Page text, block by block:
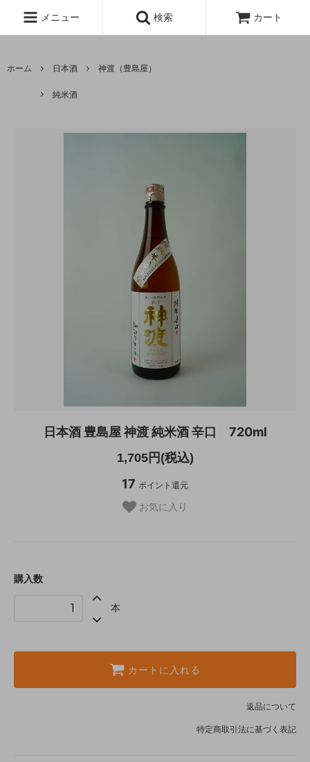
メニュー 検索 カート
ホーム 日本酒 神渡（豊島屋）
純米酒
日本酒 豊島屋 神渡 純米酒 辛口 720ml
1,705円(税込)
17 ポイント還元
お気に入り
購入数
本
カートに入れる
返品について
特定商取引法に基づく表記